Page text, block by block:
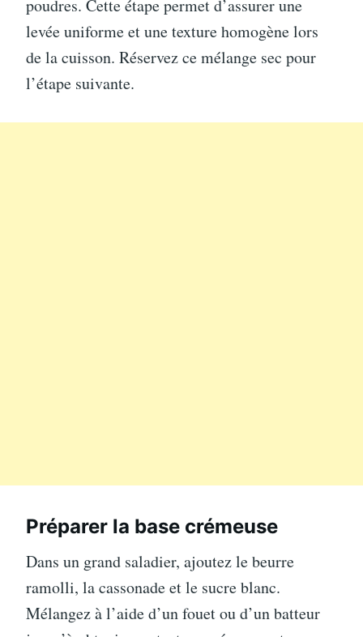
poudres. Cette étape permet d’assurer une
levée uniforme et une texture homogène lors
de la cuisson. Réservez ce mélange sec pour
l’étape suivante.
Préparer la base crémeuse
Dans un grand saladier, ajoutez le beurre
ramolli, la cassonade et le sucre blanc.
Mélangez à l’aide d’un fouet ou d’un batteur